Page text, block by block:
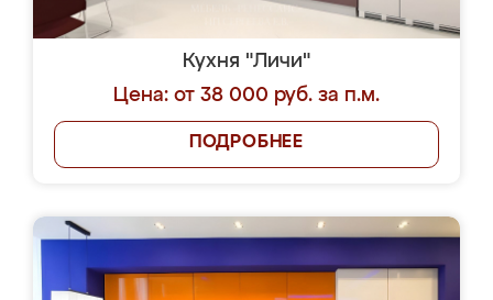
Кухня "Личи"
Цена: от 38 000 руб. за п.м.
ПОДРОБНЕЕ